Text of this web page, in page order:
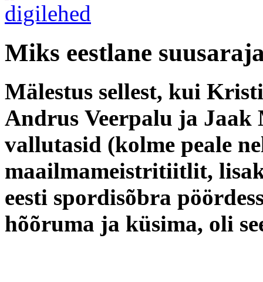
Miks eestlane
Mälestus sellest, kui
Andrus Veerpalu ja Jaak
vallutasid (kolme peale
maailmameistritiitlit,
eesti spordisõbra
hõõruma ja küsima, oli